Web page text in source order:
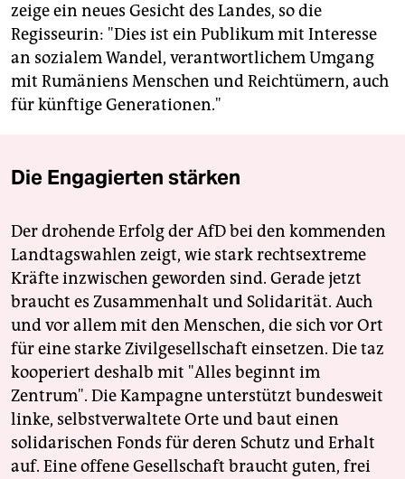
zeige ein neues Gesicht des Landes, so die
Regisseurin: "Dies ist ein Publikum mit Interesse
an sozialem Wandel, verantwortlichem Umgang
mit Rumäniens Menschen und Reichtümern, auch
für künftige Generationen."
Die Engagierten stärken
Der drohende Erfolg der AfD bei den kommenden
Landtagswahlen zeigt, wie stark rechtsextreme
Kräfte inzwischen geworden sind. Gerade jetzt
braucht es Zusammenhalt und Solidarität. Auch
und vor allem mit den Menschen, die sich vor Ort
für eine starke Zivilgesellschaft einsetzen. Die taz
kooperiert deshalb mit "Alles beginnt im
Zentrum". Die Kampagne unterstützt bundesweit
linke, selbstverwaltete Orte und baut einen
solidarischen Fonds für deren Schutz und Erhalt
auf. Eine offene Gesellschaft braucht guten, frei